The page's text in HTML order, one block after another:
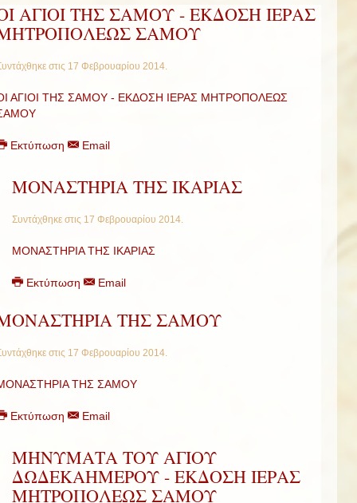
ΑΓΙΟΙ ΤΗΣ ΣΑΜΟΥ - ΕΚΔΟΣΗ ΙΕΡΑΣ
ΣΑΜΟΥ
στις 17 Φεβρουαρίου 2014.
ΑΓΙΟΙ ΤΗΣ ΣΑΜΟΥ - ΕΚΔΟΣΗ ΙΕΡΑΣ ΜΗΤΡΟΠΟΛΕΩΣ
Εκτύπωση Email
ΜΟΝΑΣΤΗΡΙΑ ΤΗΣ ΙΚΑΡΙΑΣ
Συντάχθηκε στις 17 Φεβρουαρίου 2014.
ΜΟΝΑΣΤΗΡΙΑ ΤΗΣ ΙΚΑΡΙΑΣ
Εκτύπωση Email
ΤΗΣ ΣΑΜΟΥ
στις 17 Φεβρουαρίου 2014.
ΤΗΣ ΣΑΜΟΥ
Εκτύπωση Email
ΜΗΝΥΜΑΤΑ ΤΟΥ ΑΓΙΟΥ
ΔΩΔΕΚΑΗΜΕΡΟΥ - ΕΚΔΟΣΗ ΙΕΡΑΣ
ΜΗΤΡΟΠΟΛΕΩΣ ΣΑΜΟΥ